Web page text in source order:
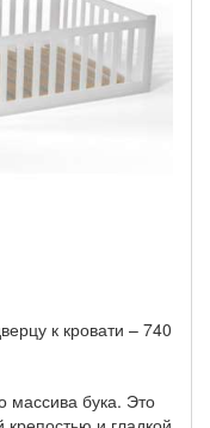
к кровати – 740
массива бука. Это